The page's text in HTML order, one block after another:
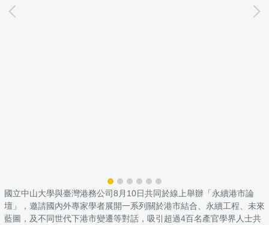
國立中山大學與臺灣港務公司8月10日共同於線上舉辦「永續港市論
壇」，邀請國內外專家學者展開一系列關於港市結合、永續工程、未來
藍圖，及不同世代下港市變遷等對話，吸引超過4百名產官學界人士共